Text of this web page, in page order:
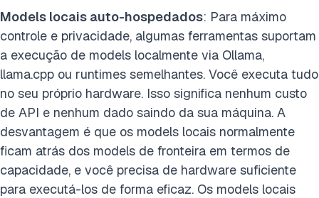
Models locais auto-hospedados: Para máximo
controle e privacidade, algumas ferramentas suportam
a execução de models localmente via Ollama,
llama.cpp ou runtimes semelhantes. Você executa tudo
no seu próprio hardware. Isso significa nenhum custo
de API e nenhum dado saindo da sua máquina. A
desvantagem é que os models locais normalmente
ficam atrás dos models de fronteira em termos de
capacidade, e você precisa de hardware suficiente
para executá-los de forma eficaz. Os models locais